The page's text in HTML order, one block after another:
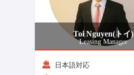
Toi Nguyen(トイ)
Leasing Manager
日本語対応